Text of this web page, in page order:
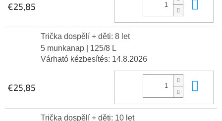
€25,85
Trička dospělí + děti: 8 let
5 munkanap
| 125/8 L
Várható kézbesítés: 14.8.2026
€25,85
Trička dospělí + děti: 10 let